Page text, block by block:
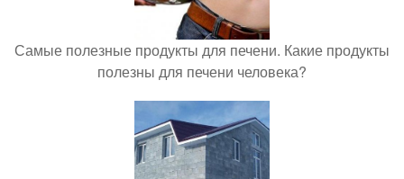
Самые полезные продукты для печени. Какие продукты
полезны для печени человека?